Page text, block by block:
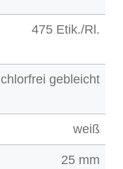
475 Etik./Rl.
chlorfrei gebleicht
weiß
25 mm